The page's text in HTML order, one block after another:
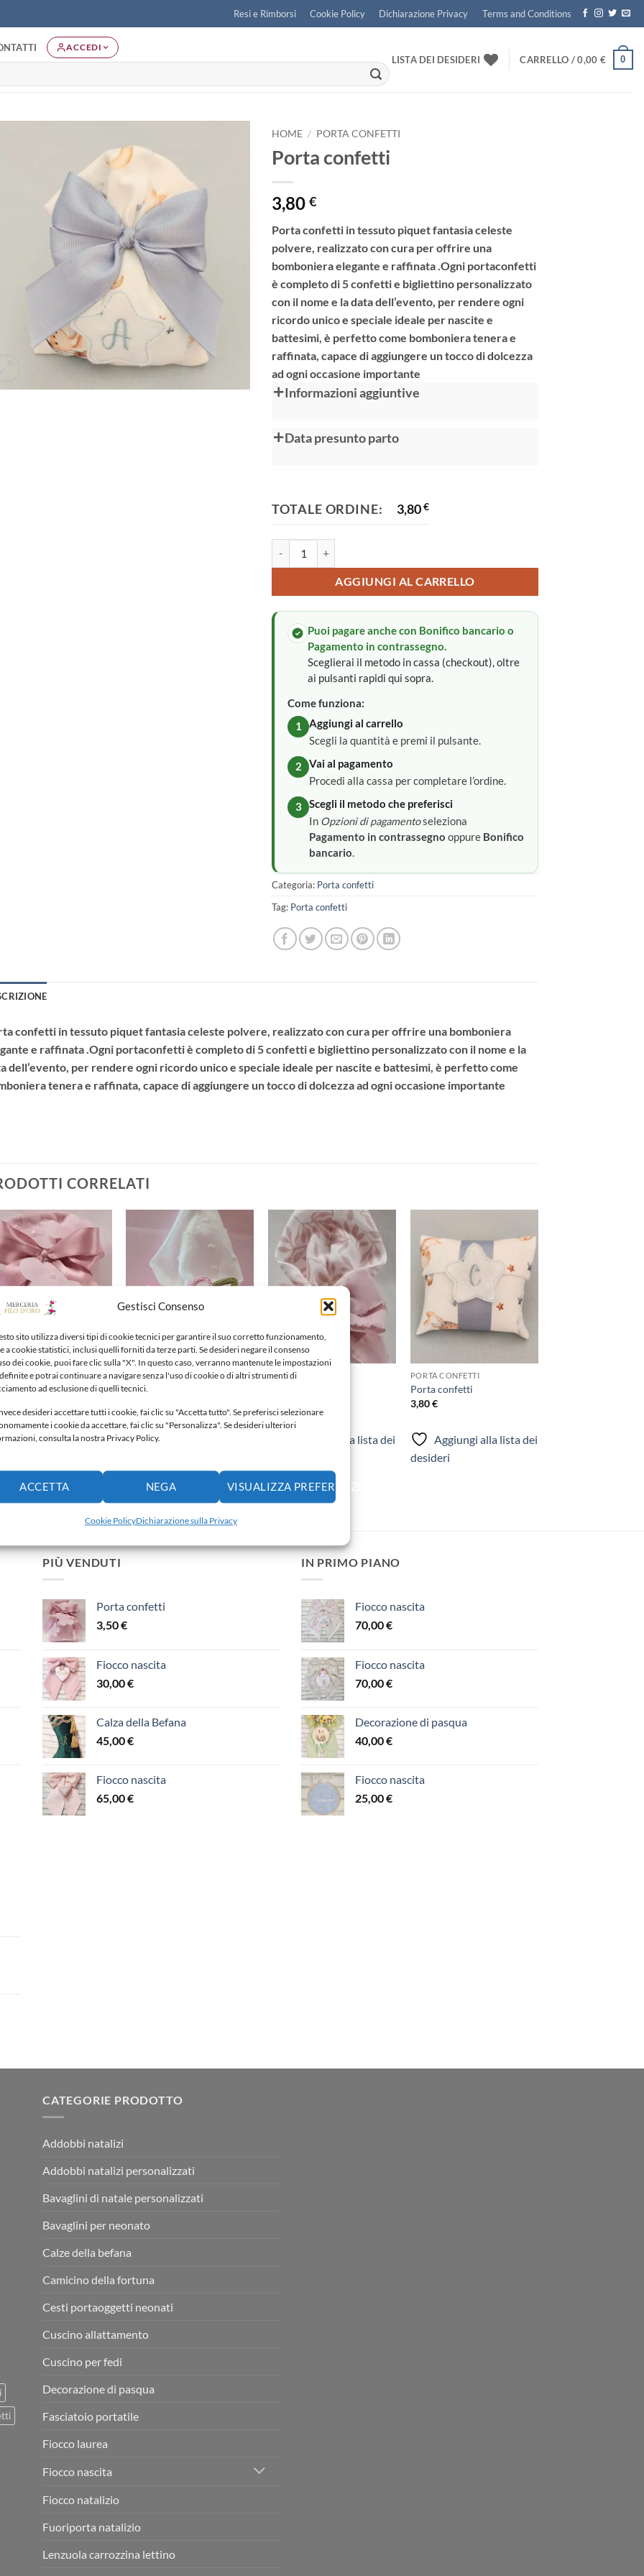
Gestisci Consenso
sito utilizza diversi tipi di cookie tecnici per garantire il suo corretto funzionamento,
a cookie statistici, inclusi quelli forniti da terze parti. Se desideri negare il consenso
dei cookie, puoi fare clic sulla "X". In questo caso, verranno mantenute le impostazioni
e potrai continuare a navigare senza l'uso di cookie o di altri strumenti di
ad esclusione di quelli tecnici.
desideri accettare tutti i cookie, fai clic su "Accetta tutto". Se preferisci selezionare
i cookie da accettare, fai clic su "Personalizza". Se desideri ulteriori
consulta la nostra Privacy Policy.
ACCETTA NEGA VISUALIZZA PREFERENZE
Cookie PolicyDichiarazione sulla Privacy
Resi e Rimborsi Cookie Policy Dichiarazione Privacy Terms and Conditions
ACCEDI
LISTA DEI DESIDERI CARRELLO /0,00 € 0
desideri
HOME / PORTA CONFETTI
Porta confetti
3,80€
Porta confetti in tessuto piquet fantasia celeste
polvere , realizzato con cura per offrire una
bomboniera elegante e raffinata .Ogni portaconfetti
è completo di 5 confettie bigliettino personalizzato
con il nome e la data dell’evento , per rendere ogni
ricordo unico e speciale ideale per nascite e
battesimi , è perfetto come bomboniera tenera e
raffinata, capace di aggiungere un tocco di dolcezza
ad ogni occasione importante
Informazioni aggiuntive
Data presunto parto
TOTALE ORDINE: 3,80€
AGGIUNGI AL CARRELLO
Alternative:
Puoi pagare anche con Bonifico bancario o
Pagamento in contrassegno.
Sceglierai il metodo in cassa (checkout), oltre
ai pulsanti rapidi qui sopra.
Come funziona:
1
Aggiungi al carrello
Scegli la quantità e premi il pulsante.
2
Vai al pagamento
Procedi alla cassa per completare l’ordine.
3
Scegli il metodo che preferisci
In Opzioni di pagamentoseleziona
Pagamento in contrassegno oppure Bonifico
bancario.
Categoria: Porta confetti
Tag: Porta confetti
confetti in tessuto piquet fantasia celeste polvere , realizzato con cura per offrire una bomboniera
e raffinata .Ogni portaconfetti è completo di 5 confettie bigliettino personalizzato con il nome e la
dell’evento, per rendere ogni ricordo unico e speciale ideale per nascite e battesimi, è perfetto come
tenera e raffinata, capace di aggiungere un tocco di dolcezza ad ogni occasione importante
CORRELATI
Aggiungi
alla lista
dei
desideri
CONFETTI
confetti
Aggiungi alla lista dei
Aggiungi
alla lista
desideri
PORTA CONFETTI
Porta confetti
Aggiungi alla lista dei
Aggiungi
alla lista
dei
desideri
PORTA CONFETTI
Aggiungi alla lista dei
alla lista
dei
desideri
PORTA CONFETTI
Porta confetti
3,80€
Aggiungi alla lista dei
desideri
PIÙ VENDUTI
Porta confetti
3,50€
Fiocco nascita
30,00€
Calza della Befana
45,00€
Fiocco nascita
65,00€
IN PRIMO PIANO
Fiocco nascita
70,00€
Fiocco nascita
70,00€
Decorazione di pasqua
40,00€
Fiocco nascita
25,00€
CATEGORIE PRODOTTO
Addobbi natalizi
Addobbi natalizi personalizzati
Bavaglini di natale personalizzati
Bavaglini per neonato
Calze della befana
Camicino della fortuna
Cesti portaoggetti neonati
Cuscino allattamento
Cuscino per fedi
Decorazione di pasqua
Fasciatoio portatile
Fiocco laurea
Fiocco nascita
Fiocco natalizio
Fuoriporta natalizio
Lenzuola carrozzina lettino